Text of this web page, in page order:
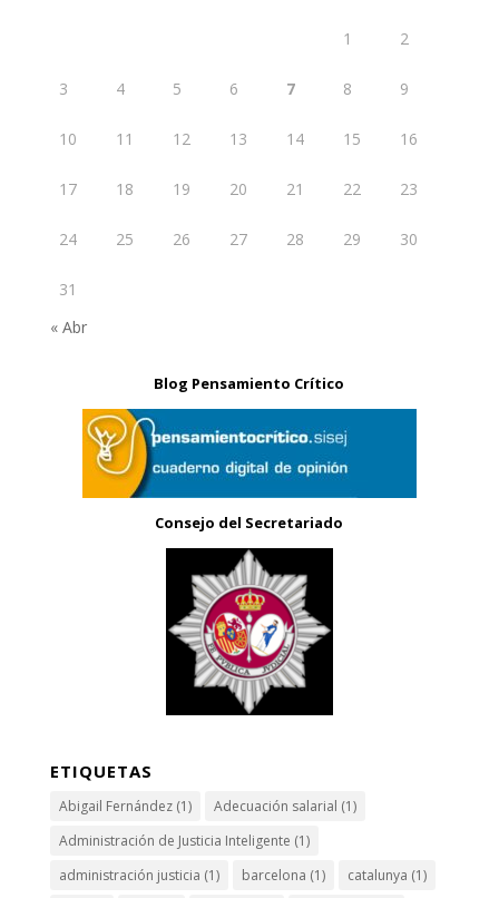
1 2
3 4 5 6 7 8 9
10 11 12 13 14 15 16
17 18 19 20 21 22 23
24 25 26 27 28 29 30
31
« Abr
Blog Pensamiento Crítico
Consejo del Secretariado
ETIQUETAS
Abigail Fernández(1) Adecuación salarial (1)
Administración de Justicia Inteligente (1)
administración justicia (1) barcelona (1) catalunya (1)